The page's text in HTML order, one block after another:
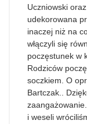
Uczniowski
udekorowana
inaczej niż na
włączyli się
poczęstunek w
Rodziców
soczkiem. O
Bartczak..
i weseli